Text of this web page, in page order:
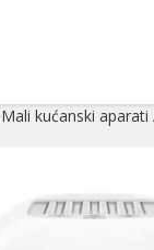
Mali kućanski aparati